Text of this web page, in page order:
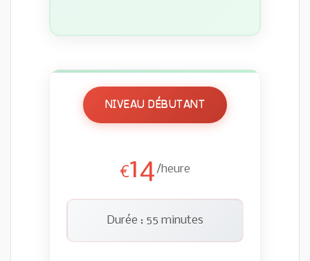
NIVEAU DÉBUTANT
€14 /heure
Durée : 55 minutes